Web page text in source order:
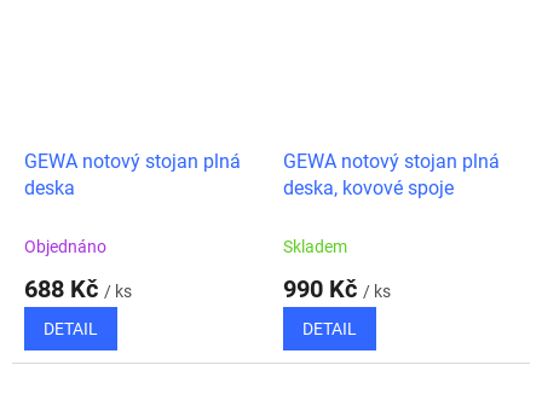
GEWA notový stojan plná
deska
Objednáno
688 Kč / ks
DETAIL
GEWA notový stojan plná
deska, kovové spoje
Skladem
990 Kč / ks
DETAIL